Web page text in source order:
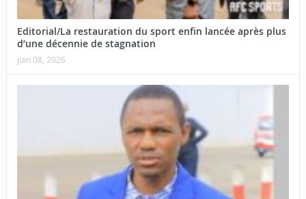
Editorial/La restauration du sport enfin lancée après plus
d’une décennie de stagnation
juin 08, 2026